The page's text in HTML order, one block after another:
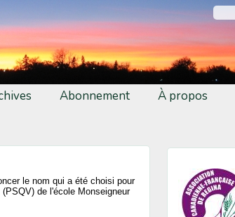
Abonnement À propos
le nom qui a été choisi pour
de l'école Monseigneur